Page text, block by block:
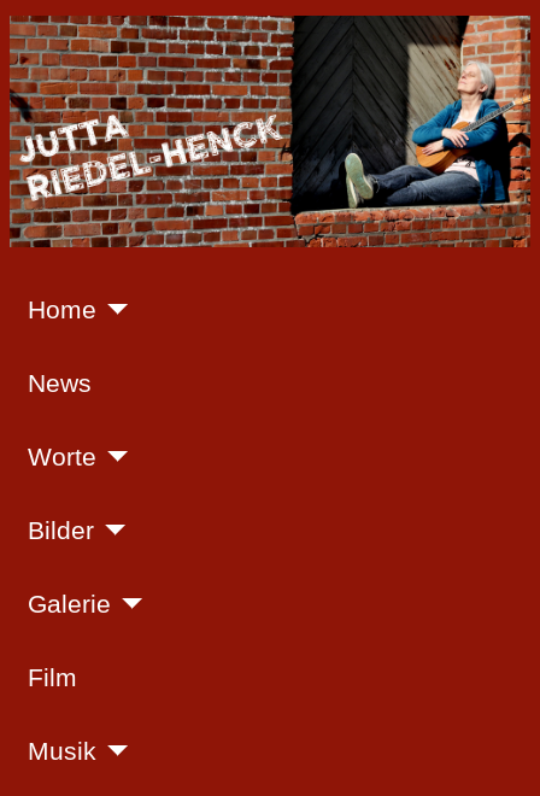
Home
News
Worte
Bilder
Galerie
Film
Musik